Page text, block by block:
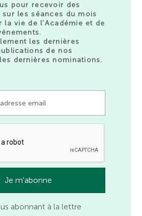
pour recevoir des
les séances du mois
la vie de l’Académie et de
les dernières
de nos
dernières nominations.
abonnant à la lettre